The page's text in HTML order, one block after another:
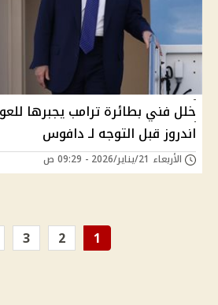
خلل فني بطائرة ترامب يجبرها
اندروز قبل التوجه لـ دافوس
الأربعاء 21/يناير/2026 - 09:29 ص
1
2
3